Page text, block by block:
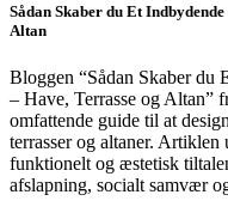
Sådan Skaber du Et
Altan
Bloggen “Sådan Skaber du
– Have, Terrasse og Altan”
omfattende guide til at
terrasser og altaner. Artiklen
funktionelt og æstetisk
afslapning, socialt samvær